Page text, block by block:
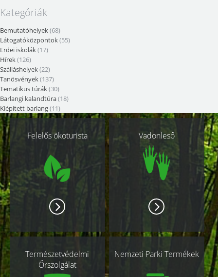
Kategóriák
Bemutatóhelyek(68)
Látogatóközpontok(55)
Erdei iskolák(17)
Hírek(126)
Szálláshelyek(22)
Tanösvények(137)
Tematikus túrák(30)
Barlangi kalandtúra(18)
Kiépített barlang(11)
Kapcsolódó
oldalakFelelős ökoturista Vadonleső
Természetvédelmi
Őrszolgálat
Nemzeti Parki Termékek